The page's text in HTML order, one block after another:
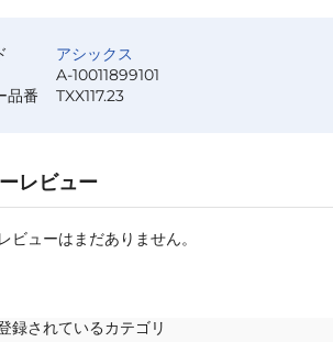
アシックス
A-10011899101
品番
TXX117.23
レビュー
ビューはまだありません。
録されているカテゴリ